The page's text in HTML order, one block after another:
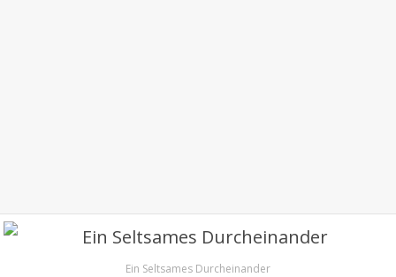
Ein Seltsames Durcheinander